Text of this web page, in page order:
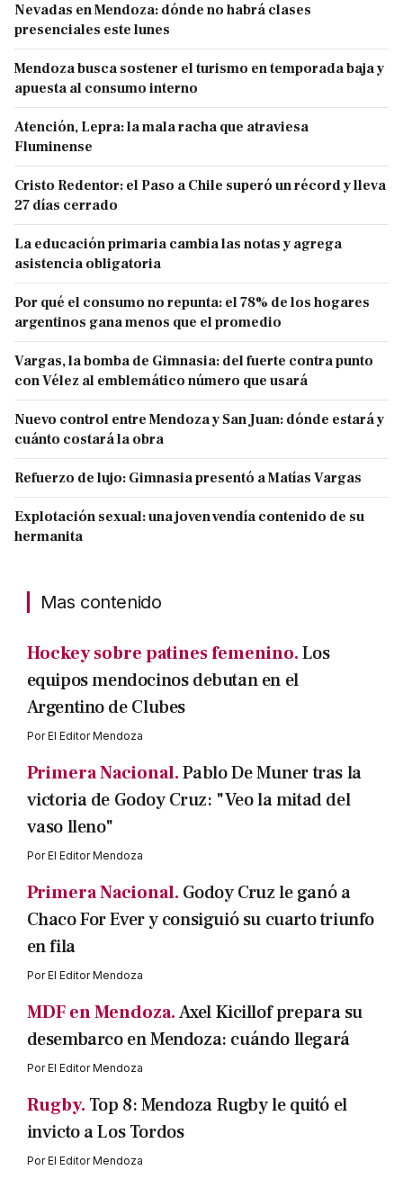
Nevadas en Mendoza: dónde no habrá clases
presenciales este lunes
Mendoza busca sostener el turismo en temporada baja y
apuesta al consumo interno
Atención, Lepra: la mala racha que atraviesa
Fluminense
Cristo Redentor: el Paso a Chile superó un récord y lleva
27 días cerrado
La educación primaria cambia las notas y agrega
asistencia obligatoria
Por qué el consumo no repunta: el 78% de los hogares
argentinos gana menos que el promedio
Vargas, la bomba de Gimnasia: del fuerte contra punto
con Vélez al emblemático número que usará
Nuevo control entre Mendoza y San Juan: dónde estará y
cuánto costará la obra
Refuerzo de lujo: Gimnasia presentó a Matías Vargas
Explotación sexual: una joven vendía contenido de su
hermanita
Mas contenido
Hockey sobre patines femenino.Los
equipos mendocinos debutan en el
Argentino de Clubes
PorEl Editor Mendoza
Primera Nacional.Pablo De Muner tras la
victoria de Godoy Cruz: "Veo la mitad del
vaso lleno"
PorEl Editor Mendoza
Primera Nacional. Godoy Cruz le ganó a
Chaco For Ever y consiguió su cuarto triunfo
en fila
PorEl Editor Mendoza
MDF en Mendoza.Axel Kicillof prepara su
desembarco en Mendoza: cuándo llegará
PorEl Editor Mendoza
Rugby. Top 8: Mendoza Rugby le quitó el
invicto a Los Tordos
PorEl Editor Mendoza